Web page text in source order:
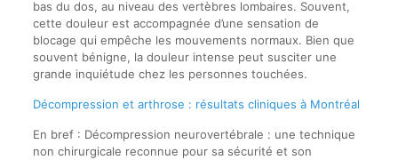
bas du dos, au niveau des vertèbres lombaires. Souvent,
cette douleur est accompagnée d’une sensation de
blocage qui empêche les mouvements normaux. Bien que
souvent bénigne, la douleur intense peut susciter une
grande inquiétude chez les personnes touchées.
Décompression et arthrose : résultats cliniques à Montréal
En bref : Décompression neurovertébrale : une technique
non chirurgicale reconnue pour sa sécurité et son